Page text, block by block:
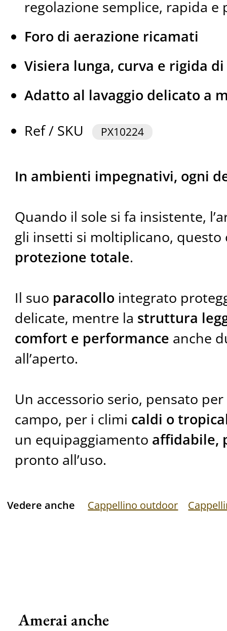
regolazione semplice, rapida e
Foro di aerazione ricamati
Visiera lunga, curva e rigida di
Adatto al lavaggio delicato a
Ref / SKU
PX10224
In ambienti impegnativi, ogni
Quando il sole si fa insistente,
gli insetti si moltiplicano,
protezione totale.
Il suo paracollointegrato
delicate, mentre la struttura
comfort e performance anche
all’aperto.
Un accessorio serio, pensato
campo, per i climi caldi o
un equipaggiamento affidabile,
pronto all’uso.
Vedere anche Cappellino outdoor
Amerai anche